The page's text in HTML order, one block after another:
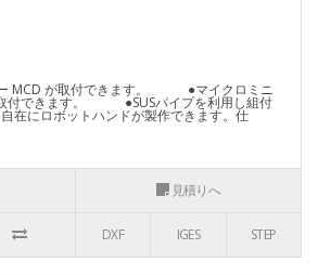
MCD が取付できます。 ●マイクロミニ
取付できます。 ●SUSパイプを利用し組付
ロボットハンドが製作できます。仕
見積りへ
DXF IGES STEP